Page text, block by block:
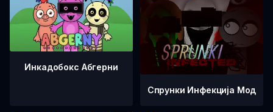
Инкадобокс Абгерни
Спрунки Инфекција Мод